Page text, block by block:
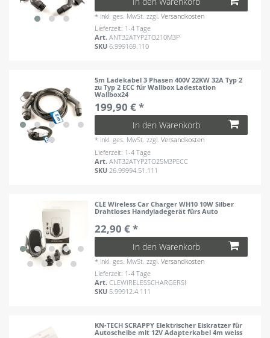
* inkl. ges. MwSt. zzgl.Versandkosten
Lieferzeit: 1-4 Tage
Art.ANT32ATYP2TO210M3P
SKU6.999169.110
5m Ladekabel 3 Phasen 400V 22KW 32A Typ 2
zu Typ 2 ECC für Wallbox Ladestation
Wallbox24
199,90 € *
In den Warenkorb
* inkl. ges. MwSt. zzgl.Versandkosten
Lieferzeit: 1-4 Tage
Art.ANT32ATYP2TO25M3PECC
SKU 26.99994.51.111
CLE Wireless Car Charger WH10 10W Silber
Drahtloses Handyladegerät fürs Auto
22,90 € *
In den Warenkorb
* inkl. ges. MwSt. zzgl.Versandkosten
Lieferzeit: 1-4 Tage
Art.CLEWIRELESSCHARGERSI
SKU 5.99912.4.111
KN-TECH SCRAPPY Elektrischer Eiskratzer für
Autoscheibe mit 12V Adapterkabel 4m weiss